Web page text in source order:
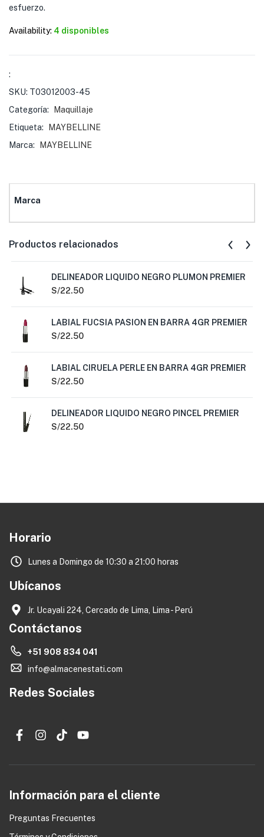
esfuerzo.
Availability: 4 disponibles
:
SKU: T03012003-45
Categoría:
Maquillaje
Etiqueta:
MAYBELLINE
Marca:
MAYBELLINE
Marca
Productos relacionados
DELINEADOR LIQUIDO NEGRO PLUMON PREMIER
S/22.50
LABIAL FUCSIA PASION EN BARRA 4GR PREMIER
S/22.50
LABIAL CIRUELA PERLE EN BARRA 4GR PREMIER
S/22.50
DELINEADOR LIQUIDO NEGRO PINCEL PREMIER
S/22.50
Horario
Lunes a Domingo de 10:30 a 21:00 horas
Ubícanos
Jr. Ucayali 224, Cercado de Lima, Lima - Perú
Contáctanos
+51 908 834 041
info@almacenestati.com
Redes Sociales
Información para el cliente
Preguntas Frecuentes